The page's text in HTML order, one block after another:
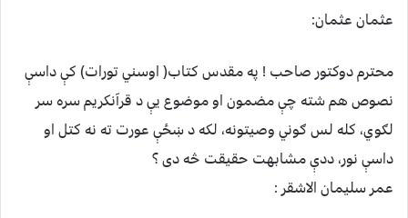
عثمان عثمان:
محترم دوکتور صاحب ! په مقدس کتاب( اوسني تورات) کې داسې
نصوص هم شته چې مضمون او موضوع یې د قرآنکریم سره سر
لګوي، کله لس ګوني وصیتونه، لکه د ښځې عورت ته نه کتل او
داسې نور، ددې مشابهت حقیقت څه دی ؟
عمر سلیمان الاشقر :